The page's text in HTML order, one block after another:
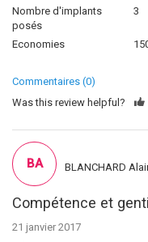
Nombre d'implants
posés
3
Economies
Commentaires (0)
Was this review helpful?
Compétence et
21 janvier 2017
BA BLANCHARD